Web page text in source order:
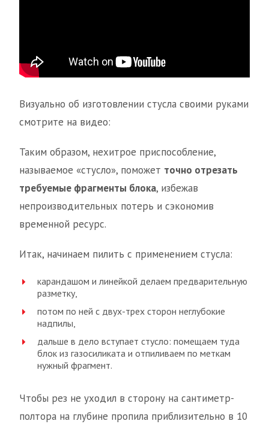
Визуально об изготовлении стусла своими руками
смотрите на видео:
Таким образом, нехитрое приспособление,
называемое «стусло», поможет точно отрезать
требуемые фрагменты блока, избежав
непроизводительных потерь и сэкономив
временной ресурс.
Итак, начинаем пилить с применением стусла:
карандашом и линейкой делаем предварительную
разметку,
потом по ней с двух-трех сторон неглубокие
надпилы,
дальше в дело вступает стусло: помещаем туда
блок из газосиликата и отпиливаем по меткам
нужный фрагмент.
Чтобы рез не уходил в сторону на сантиметр-
полтора на глубине пропила приблизительно в 10